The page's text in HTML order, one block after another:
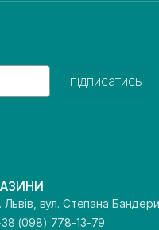
підписатись
Львів, вул. Степана
(098) 778-13-79